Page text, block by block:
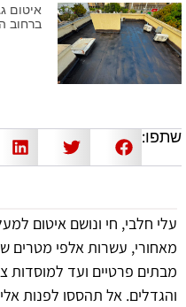
איטום
ברחוב
שתפו:
מאחורי, עשרות אלפי מטרים
מבתים פרטיים ועד למוסדות
והגדלים. אל תהססו לפנות